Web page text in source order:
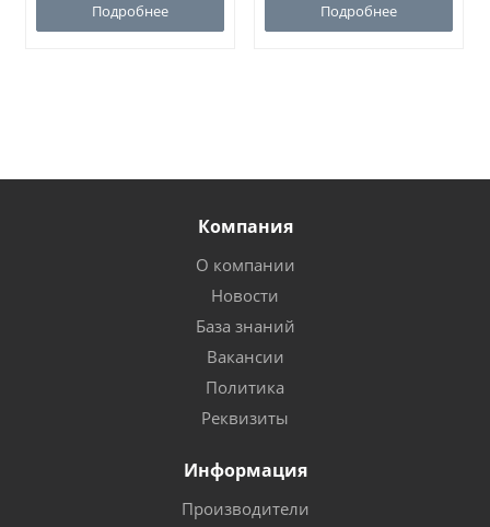
Подробнее Подробнее
Компания
О компании
Новости
База знаний
Вакансии
Политика
Реквизиты
Информация
Производители